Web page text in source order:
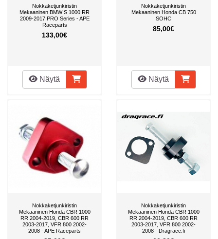
Nokkaketjunkiristin
Mekaaninen BMW S 1000 RR
2009-2017 PRO Series - APE
Raceparts
133,00€
Näytä
Nokkaketjunkiristin
Mekaaninen Honda CB 750
SOHC
85,00€
Näytä
Nokkaketjunkiristin
Mekaaninen Honda CBR 1000
RR 2004-2019, CBR 600 RR
2003-2017, VFR 800 2002-
2008 - APE Raceparts
Nokkaketjunkiristin
Mekaaninen Honda CBR 1000
RR 2004-2019, CBR 600 RR
2003-2017, VFR 800 2002-
2008 - Dragrace.fi